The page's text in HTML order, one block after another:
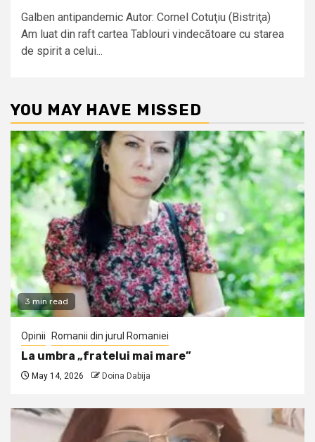
Galben antipandemic Autor: Cornel Cotuţiu (Bistriţa)
Am luat din raft cartea Tablouri vindecătoare cu starea
de spirit a celui...
YOU MAY HAVE MISSED
3 min read
Opinii Romanii din jurul Romaniei
La umbra „fratelui mai mare”
May 14, 2026 Doina Dabija